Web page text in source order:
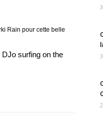
Rain pour cette belle
DJo surfing on the